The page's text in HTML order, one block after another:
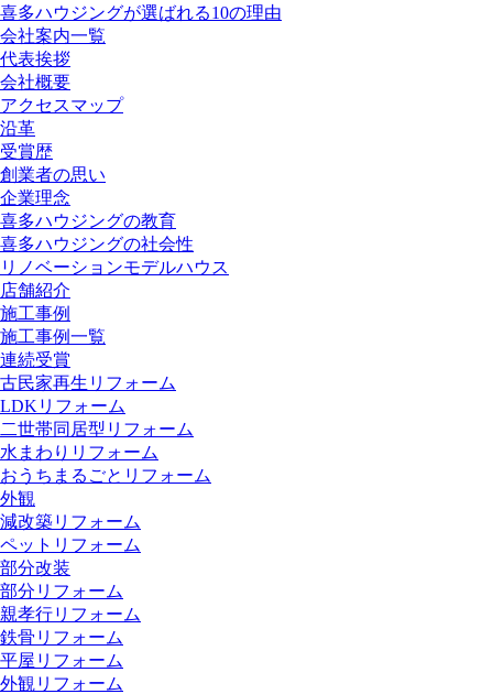
喜多ハウジングが選ばれる10の理由
会社案内一覧
代表挨拶
会社概要
アクセスマップ
沿革
受賞歴
創業者の思い
企業理念
喜多ハウジングの教育
喜多ハウジングの社会性
リノベーションモデルハウス
店舗紹介
施工事例
施工事例一覧
連続受賞
古民家再生リフォーム
LDKリフォーム
二世帯同居型リフォーム
水まわりリフォーム
おうちまるごとリフォーム
外観
減改築リフォーム
ペットリフォーム
部分改装
部分リフォーム
親孝行リフォーム
鉄骨リフォーム
平屋リフォーム
外観リフォーム